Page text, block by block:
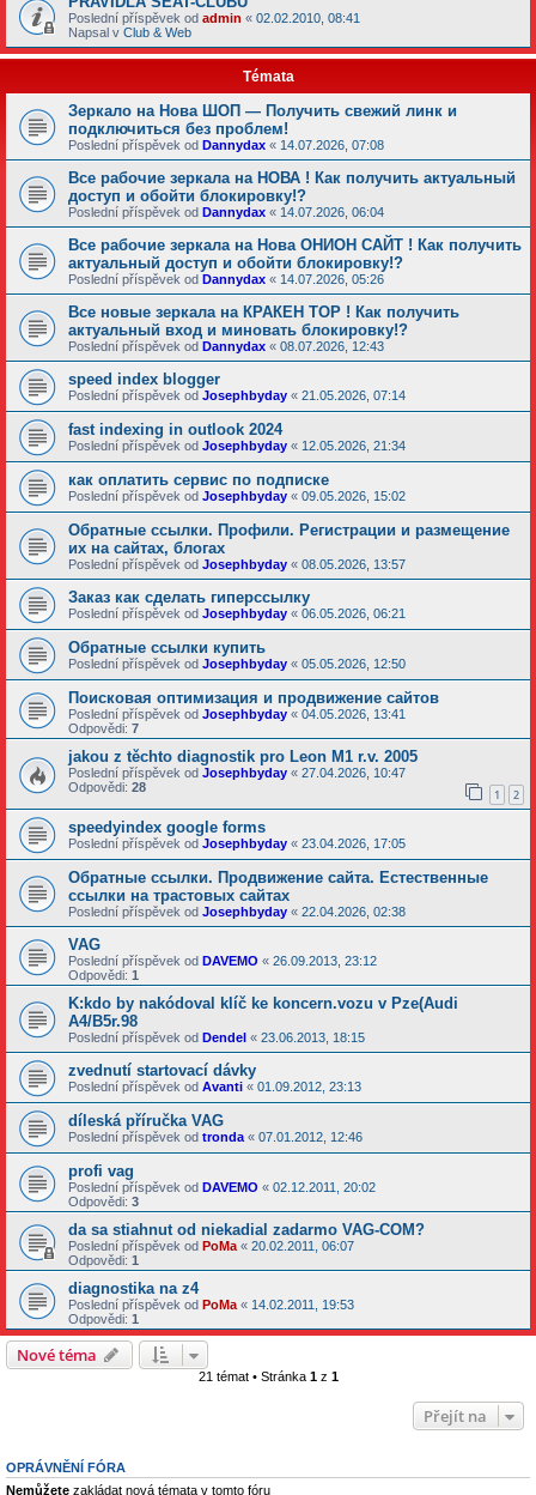
Poslední příspěvek od admin « 02.02.2010, 08:41
Napsal v Club & Web
Témata
Зеркало на Нова ШОП — Получить свежий линк и
подключиться без проблем!
Poslední příspěvek od Dannydax « 14.07.2026, 07:08
Все рабочие зеркала на НОВА ! Как получить актуальный
доступ и обойти блокировку!?
Poslední příspěvek od Dannydax « 14.07.2026, 06:04
Все рабочие зеркала на Нова ОНИОН САЙТ ! Как получить
актуальный доступ и обойти блокировку!?
Poslední příspěvek od Dannydax « 14.07.2026, 05:26
Все новые зеркала на КРАКЕН ТОР ! Как получить
актуальный вход и миновать блокировку!?
Poslední příspěvek od Dannydax « 08.07.2026, 12:43
speed index blogger
Poslední příspěvek od Josephbyday « 21.05.2026, 07:14
fast indexing in outlook 2024
Poslední příspěvek od Josephbyday « 12.05.2026, 21:34
как оплатить сервис по подписке
Poslední příspěvek od Josephbyday « 09.05.2026, 15:02
Обратные ссылки. Профили. Регистрации и размещение
их на сайтах, блогах
Poslední příspěvek od Josephbyday « 08.05.2026, 13:57
Заказ как сделать гиперссылку
Poslední příspěvek od Josephbyday « 06.05.2026, 06:21
Обратные ссылки купить
Poslední příspěvek od Josephbyday « 05.05.2026, 12:50
Поисковая оптимизация и продвижение сайтов
Poslední příspěvek od Josephbyday « 04.05.2026, 13:41
Odpovědi: 7
jakou z těchto diagnostik pro Leon M1 r.v. 2005
Poslední příspěvek od Josephbyday « 27.04.2026, 10:47
Odpovědi: 28 1 2
speedyindex google forms
Poslední příspěvek od Josephbyday « 23.04.2026, 17:05
Обратные ссылки. Продвижение сайта. Естественные
ссылки на трастовых сайтах
Poslední příspěvek od Josephbyday « 22.04.2026, 02:38
VAG
Poslední příspěvek od DAVEMO « 26.09.2013, 23:12
Odpovědi: 1
K:kdo by nakódoval klíč ke koncern.vozu v Pze(Audi
A4/B5r.98
Poslední příspěvek od Dendel « 23.06.2013, 18:15
zvednutí startovací dávky
Poslední příspěvek od Avanti « 01.09.2012, 23:13
díleská příručka VAG
Poslední příspěvek od tronda « 07.01.2012, 12:46
profi vag
Poslední příspěvek od DAVEMO « 02.12.2011, 20:02
Odpovědi: 3
da sa stiahnut od niekadial zadarmo VAG-COM?
Poslední příspěvek od PoMa « 20.02.2011, 06:07
Odpovědi: 1
diagnostika na z4
Poslední příspěvek od PoMa « 14.02.2011, 19:53
Odpovědi: 1
Nové téma
21 témat • Stránka 1z 1
Přejít na
OPRÁVNĚNÍ FÓRA
Nemůžete zakládat nová témata v tomto fóru